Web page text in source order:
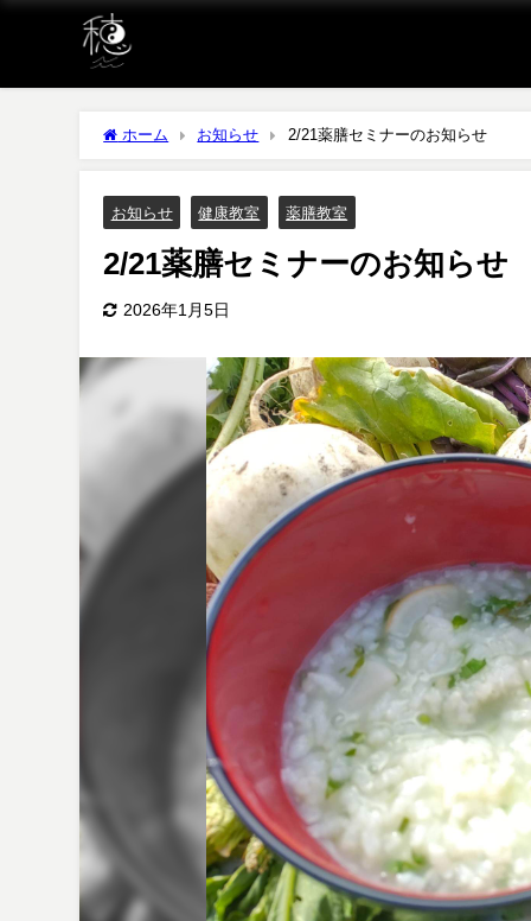
ホーム お知らせ 2/21薬膳セミナーのお知らせ
お知らせ 健康教室 薬膳教室
2/21薬膳セミナーのお知らせ
2026年1月5日